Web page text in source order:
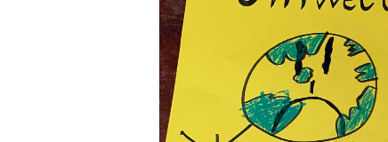
weiter…